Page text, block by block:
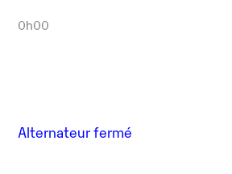
0h00
Alternateur fermé